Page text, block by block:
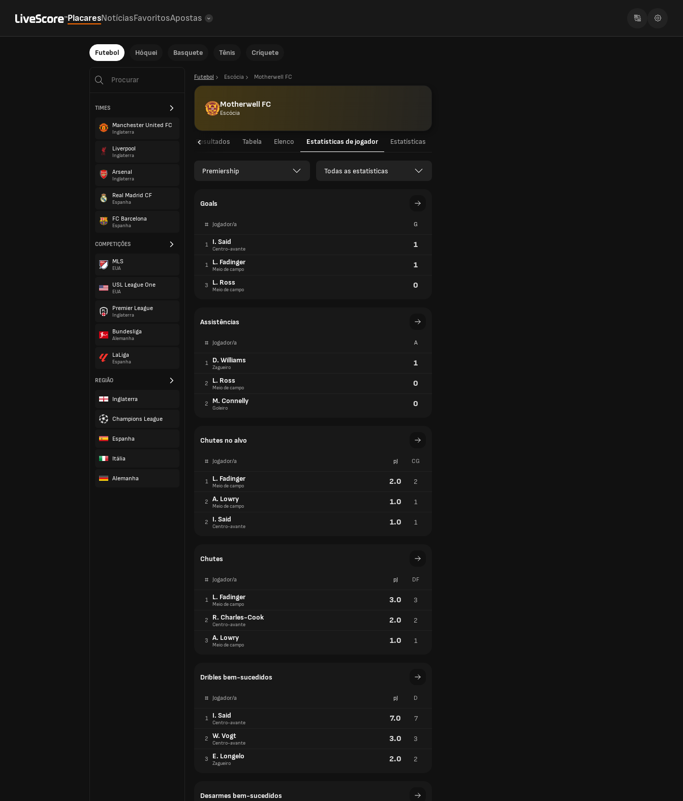
PlacaresNotíciasFavoritosApostas
Futebol Hóquei Basquete Tênis Críquete
TIMES
Manchester United FC
Inglaterra
Liverpool
Inglaterra
Arsenal
Inglaterra
Real Madrid CF
Espanha
FC Barcelona
Espanha
COMPETIÇÕES
MLS
EUA
USL League One
EUA
Premier League
Inglaterra
Bundesliga
Alemanha
LaLiga
Espanha
REGIÃO
Inglaterra
Champions League
Espanha
Itália
Alemanha
Futebol Escócia Motherwell FC
Motherwell FC
Escócia
Resultados Tabela Elenco Estatísticas de jogador Estatísticas
Premiership Todas as estatísticas
Goals
# Jogador/a G
1 I. Said
Centro-avante 1
1 L. Fadinger
Meio de campo 1
3 L. Ross
Meio de campo 0
Assistências
# Jogador/a A
1 D. Williams
Zagueiro 1
2 L. Ross
Meio de campo 0
2 M. Connelly
Goleiro 0
Chutes no alvo
# Jogador/a pJ CG
1 L. Fadinger
Meio de campo 2.0 2
2 A. Lowry
Meio de campo 1.0 1
2 I. Said
Centro-avante 1.0 1
Chutes
# Jogador/a pJ DF
1 L. Fadinger
Meio de campo 3.0 3
2 R. Charles-Cook
Centro-avante 2.0 2
3 A. Lowry
Meio de campo 1.0 1
Dribles bem-sucedidos
# Jogador/a pJ D
1 I. Said
Centro-avante 7.0 7
2 W. Vogt
Centro-avante 3.0 3
3 E. Longelo
Zagueiro 2.0 2
Desarmes bem-sucedidos